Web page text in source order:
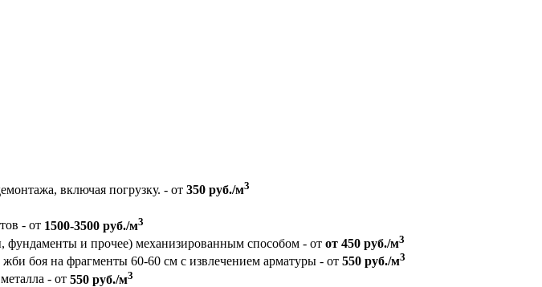
включая погрузку. - от 350 руб./м3
- от 1500-3500 руб./м3
и прочее) механизированным способом - от от 450 руб./м3
боя на фрагменты 60-60 см с извлечением арматуры - от 550 руб./м3
- от 550 руб./м3